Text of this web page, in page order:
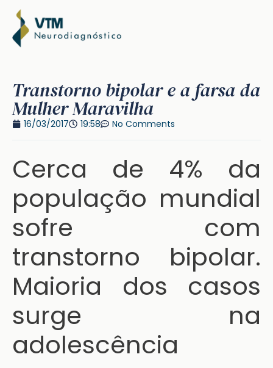
Transtorno bipolar e a farsa da
Mulher Maravilha
16/03/2017 19:58 No Comments
Cerca de 4% da
população mundial
sofre com
transtorno bipolar.
Maioria dos casos
surge na
adolescência